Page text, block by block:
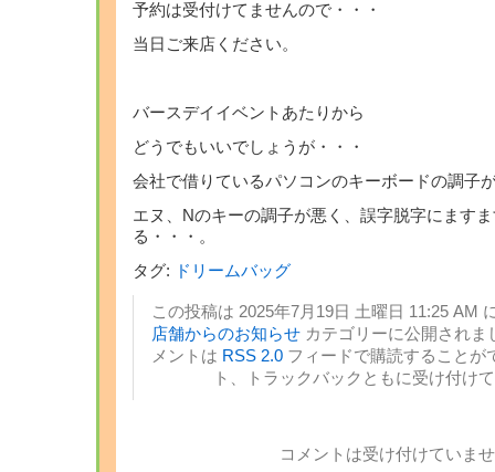
予約は受付けてませんので・・・
当日ご来店ください。
バースデイイベントあたりから
どうでもいいでしょうが・・・
会社で借りているパソコンのキーボードの調子
エヌ、Nのキーの調子が悪く、誤字脱字にます
る・・・。
タグ:
ドリームバッグ
この投稿は 2025年7月19日 土曜日 11:25 AM
店舗からのお知らせカテゴリーに公開されま
メントは RSS 2.0 フィードで購読することが
ト、トラックバックともに受け付け
コメントは受け付けていま